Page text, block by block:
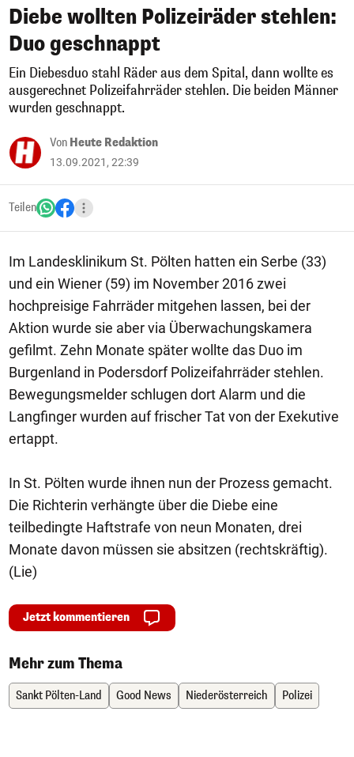
Diebe wollten Polizeiräder stehlen:
Duo geschnappt
Ein Diebesduo stahl Räder aus dem Spital, dann wollte es
ausgerechnet Polizeifahrräder stehlen. Die beiden Männer
wurden geschnappt.
Von Heute Redaktion
13.09.2021, 22:39
Teilen
Im Landesklinikum St. Pölten hatten ein Serbe (33)
und ein Wiener (59) im November 2016 zwei
hochpreisige Fahrräder mitgehen lassen, bei der
Aktion wurde sie aber via Überwachungskamera
gefilmt. Zehn Monate später wollte das Duo im
Burgenland in Podersdorf Polizeifahrräder stehlen.
Bewegungsmelder schlugen dort Alarm und die
Langfinger wurden auf frischer Tat von der Exekutive
ertappt.
In St. Pölten wurde ihnen nun der Prozess gemacht.
Die Richterin verhängte über die Diebe eine
teilbedingte Haftstrafe von neun Monaten, drei
Monate davon müssen sie absitzen (rechtskräftig).
(Lie)
Jetzt kommentieren
Mehr zum Thema
Sankt Pölten-Land Good News Niederösterreich Polizei